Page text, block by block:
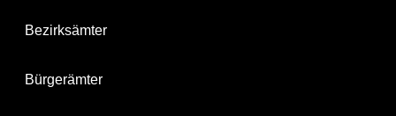
Bezirksämter
Bürgerämter